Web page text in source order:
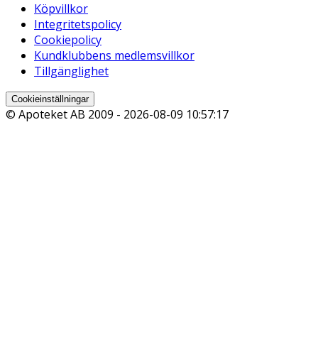
Köpvillkor
Integritetspolicy
Cookiepolicy
Kundklubbens medlemsvillkor
Tillgänglighet
Cookieinställningar
© Apoteket AB 2009 - 2026-08-09 10:57:17